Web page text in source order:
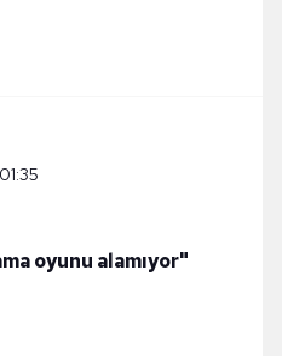
01:35
oyunu alamıyor"